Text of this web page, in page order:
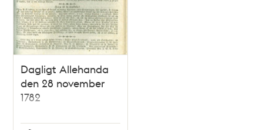
Dagligt Allehanda
den 28 november
1782